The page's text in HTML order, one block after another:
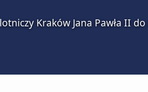
Kraków Jana Pawła II